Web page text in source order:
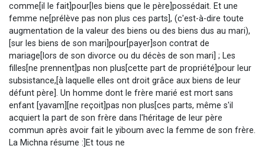
comme[il le fait]pour[les biens que le père]possédait. Et une
femme ne[prélève pas non plus ces parts], (c'est-à-dire toute
augmentation de la valeur des biens ou des biens dus au mari),
[sur les biens de son mari]pour[payer]son contrat de
mariage[lors de son divorce ou du décès de son mari] ; Les
filles[ne prennent]pas non plus[cette part de propriété]pour leur
subsistance,[à laquelle elles ont droit grâce aux biens de leur
défunt père]. Un homme dont le frère marié est mort sans
enfant [yavam][ne reçoit]pas non plus[ces parts, même s'il
acquiert la part de son frère dans l'héritage de leur père
commun après avoir fait le yiboum avec la femme de son frère.
La Michna résume :]Et tous ne